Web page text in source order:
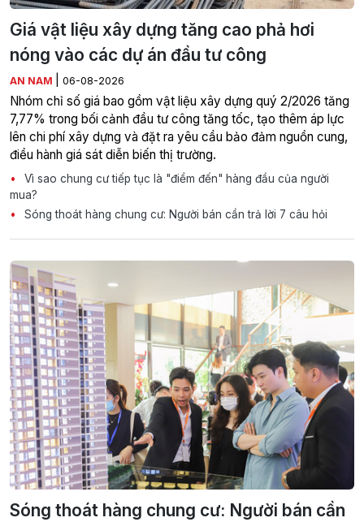
Giá vật liệu xây dựng tăng cao phả hơi
nóng vào các dự án đầu tư công
AN NAM 06-08-2026
Nhóm chỉ số giá bao gồm vật liệu xây dựng quý 2/2026 tăng
7,77% trong bối cảnh đầu tư công tăng tốc, tạo thêm áp lực
lên chi phí xây dựng và đặt ra yêu cầu bảo đảm nguồn cung,
điều hành giá sát diễn biến thị trường.
Vì sao chung cư tiếp tục là "điểm đến" hàng đầu của người
mua?
Sóng thoát hàng chung cư: Người bán cần trả lời 7 câu hỏi
Sóng thoát hàng chung cư: Người bán cần